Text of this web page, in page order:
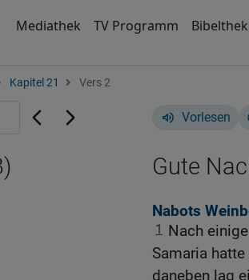
Mediathek TV Programm
Kapitel 21 Vers 2
Vorlesen
Gute
Nabots
1
Nach
Samaria
daneben lag